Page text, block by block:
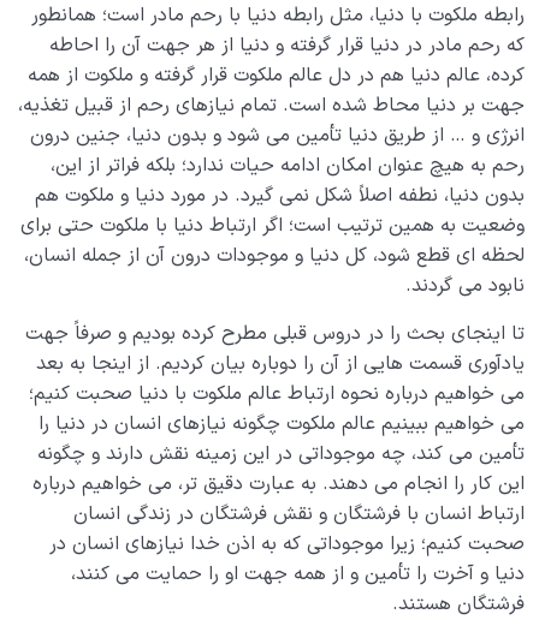
است؟
حقیقت رابطه انسان و خدا چیست و چرا این رابطه مهم
ترین مسأله زندگی بشر است؟
نگاهی متفاوت به قانون اینرسی و نقش فرشتگان در حیات و
حرکت عالم
نقش فرشتگان در عالم؛ ساختار پنهان اداره هستی و جایگاه
انسان در آن
راز خلقت فرشتگان؛ چرا شناخت تفاوت انسان با فرشتگان
برای خودشناسی حیاتی است؟
از حفاظت تا هدایت؛ گستره امداد فرشتگان در زندگی ما
کاوشی در جهان نامحسوس؛ ساختار غیب و ماهیت وجودی
اجنه در نظام آفرینش
مفهوم ایمان به غیب چیست؟ این باور چه اثری بر زندگی،
روابط و رفتارهای ما دارد؟
رابطه ملکوت با دنیا، مثل رابطه دنیا با رحم مادر است؛ همانطور
که رحم مادر در دنیا قرار گرفته و دنیا از هر جهت آن را احاطه
کرده، عالم دنیا هم در دل عالم ملکوت قرار گرفته و ملکوت از همه
جهت بر دنیا محاط شده است. تمام نیازهای رحم از قبیل تغذیه،
انرژی و … از طریق دنیا تأمین می شود و بدون دنیا، جنین درون
رحم به هیچ عنوان امکان ادامه حیات ندارد؛ بلکه فراتر از این،
بدون دنیا، نطفه اصلاً شکل نمی گیرد. در مورد دنیا و ملکوت هم
وضعیت به همین ترتیب است؛ اگر ارتباط دنیا با ملکوت حتی برای
لحظه ای قطع شود، کل دنیا و موجودات درون آن از جمله انسان،
نابود می گردند.
تا اینجای بحث را در دروس قبلی مطرح کرده بودیم و صرفاً جهت
یادآوری قسمت هایی از آن را دوباره بیان کردیم. از اینجا به بعد
می خواهیم درباره نحوه ارتباط عالم ملکوت با دنیا صحبت کنیم؛
می خواهیم ببینیم عالم ملکوت چگونه نیازهای انسان در دنیا را
تأمین می کند، چه موجوداتی در این زمینه نقش دارند و چگونه
این کار را انجام می دهند. به عبارت دقیق تر، می خواهیم درباره
ارتباط انسان با فرشتگان و نقش فرشتگان در زندگی انسان
صحبت کنیم؛ زیرا موجوداتی که به اذن خدا نیازهای انسان در
دنیا و آخرت را تأمین و از همه جهت او را حمایت می کنند،
فرشتگان هستند.